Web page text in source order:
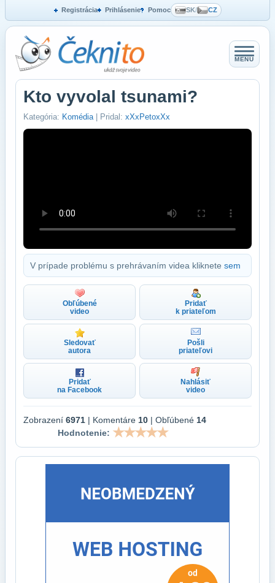
Registrácia Prihlásenie Pomoc SK/ CZ
MENU
Kto vyvolal tsunami?
Kategória: Komédia | Pridal: xXxPetoxXx
V prípade problému s prehrávaním videa kliknete sem
Obľúbené
video
Pridať
k priateľom
Sledovať
autora
Pošli
priateľovi
Pridať
na Facebook
Nahlásiť
video
Zobrazení 6971 | Komentáre 10 | Obľúbené 14
Hodnotenie: